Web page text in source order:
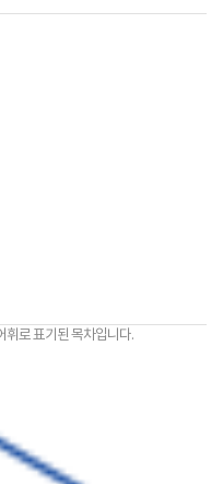
휘로 표기된 목차입니다.